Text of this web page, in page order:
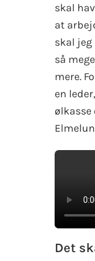
skal
at
skal
så
mere.
en
ølkasse
Det